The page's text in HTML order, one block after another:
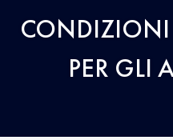
CONDIZIONI
PER GLI